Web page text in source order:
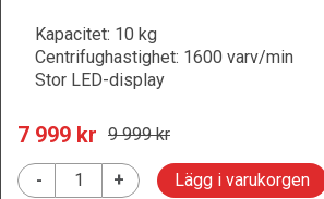
Kapacitet: 10 kg
Centrifughastighet: 1600 varv/min
Stor LED-display
7 999 kr 9 999 kr
- + Lägg i varukorgen